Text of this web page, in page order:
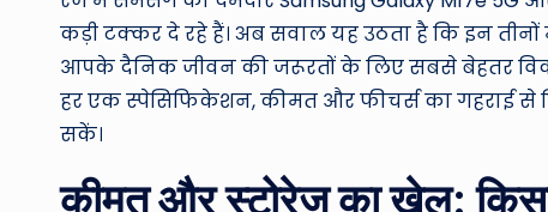
कड़ी टक्कर दे रहे हैं। अब सवाल यह उठता है कि इन
आपके दैनिक जीवन की जरूरतों के लिए सबसे बेहतर
हर एक स्पेसिफिकेशन, कीमत और फीचर्स का गहराई
सकें।
कीमत और स्टोरेज का खेल: